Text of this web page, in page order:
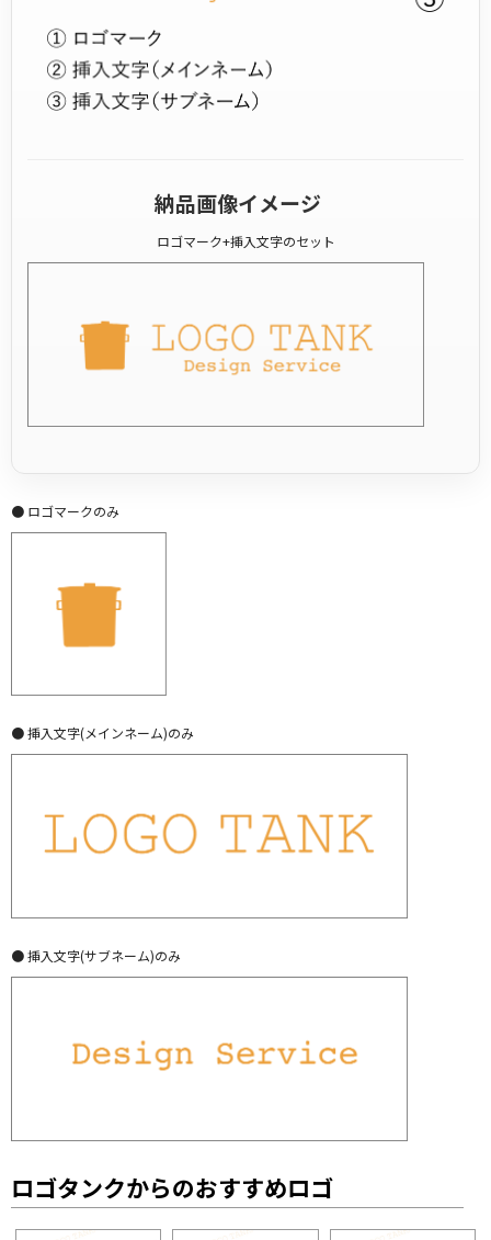
納品画像イメージ
ロゴマーク+挿入文字のセット
● ロゴマークのみ
● 挿入文字(メインネーム)のみ
● 挿入文字(サブネーム)のみ
ロゴタンクからのおすすめロゴ